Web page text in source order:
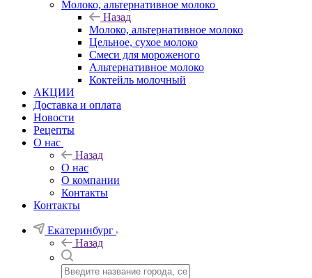
Молоко, альтернативное молоко
Назад
Молоко, альтернативное молоко
Цельное, сухое молоко
Смеси для мороженого
Альтернативное молоко
Коктейль молочный
АКЦИИ
Доставка и оплата
Новости
Рецепты
О нас
Назад
О нас
О компании
Контакты
Контакты
Екатеринбург
Назад